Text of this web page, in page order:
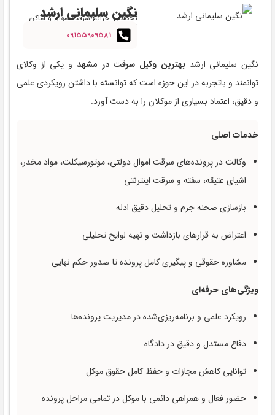
نگین سلیمانی ارشد
تخصص: جرایم سرقت اموال و اماکن
تجاری
09155909581
نگین سلیمانی ارشدبهترین وکیل سرقت در مشهد و یکی از وکلای
توانمند و باتجربه در این حوزه است که توانسته با داشتن رویکردی علمی
و دقیق، اعتماد بسیاری از موکلان را به دست آورد.
خدمات اصلی
وکالت در پرونده‌های سرقت اموال دولتی، موتورسیکلت، مواد مخدر،
اشیای عتیقه، سفته و سرقت اینترنتی
بازسازی صحنه جرم و تحلیل دقیق ادله
اعتراض به قرارهای بازداشت و تهیه لوایح تحلیلی
مشاوره حقوقی و پیگیری کامل پرونده تا صدور حکم نهایی
ویژگی‌های حرفه‌ای
رویکرد علمی و برنامه‌ریزی‌شده در مدیریت پرونده‌ها
دفاع مستدل و دقیق در دادگاه
توانایی کاهش مجازات و حفظ کامل حقوق موکل
حضور فعال و همراهی دائمی با موکل در تمامی مراحل پرونده